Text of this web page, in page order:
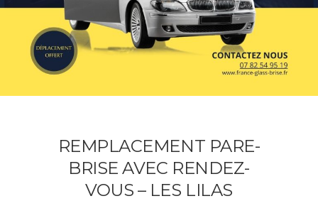
REMPLACEMENT PARE-
BRISE AVEC RENDEZ-
VOUS – LES LILAS